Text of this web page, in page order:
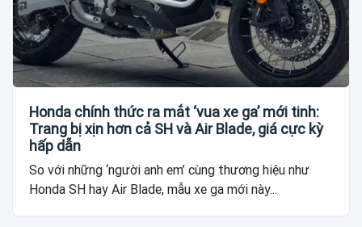
Honda chính thức ra mắt ‘vua xe ga’ mới tinh:
Trang bị xịn hơn cả SH và Air Blade, giá cực kỳ
hấp dẫn
So với những ‘người anh em’ cùng thương hiệu như
Honda SH hay Air Blade, mẫu xe ga mới này...